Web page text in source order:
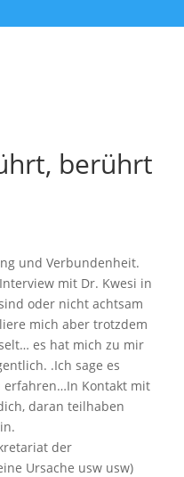
berührt
und Verbundenheit.
mit Dr. Kwesi in
oder nicht achtsam
mich aber trotzdem
es hat mich zu mir
.Ich sage es
erfahren…In Kontakt mit
daran teilhaben
der
Ursache usw usw)